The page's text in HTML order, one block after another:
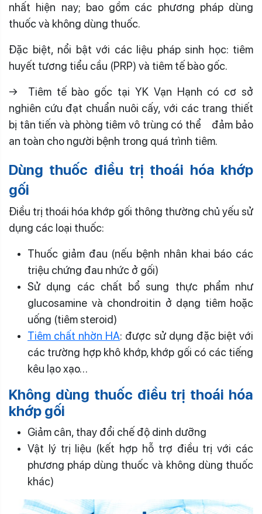
nhất hiện nay; bao gồm các phương pháp dùng
thuốc và không dùng thuốc.
Đặc biệt, nổi bật với các liệu pháp sinh học: tiêm
huyết tương tiểu cầu (PRP) và tiêm tế bào gốc.
→ Tiêm tế bào gốc tại YK Vạn Hạnh có cơ sở
nghiên cứu đạt chuẩn nuôi cấy, với các trang thiết
bị tân tiến và phòng tiêm vô trùng có thể đảm bảo
an toàn cho người bệnh trong quá trình tiêm.
Dùng thuốc điều trị thoái hóa khớp
gối
Điều trị thoái hóa khớp gối thông thường chủ yếu sử
dụng các loại thuốc:
Thuốc giảm đau (nếu bệnh nhân khai báo các
triệu chứng đau nhức ở gối)
Sử dụng các chất bổ sung thực phẩm như
glucosamine và chondroitin ở dạng tiêm hoặc
uống (tiêm steroid)
Tiêm chất nhờn HA: được sử dụng đặc biệt với
các trường hợp khô khớp, khớp gối có các tiếng
kêu lạo xạo…
Không dùng thuốc điều trị thoái hóa
khớp gối
Giảm cân, thay đổi chế độ dinh dưỡng
Vật lý trị liệu (kết hợp hỗ trợ điều trị với các
phương pháp dùng thuốc và không dùng thuốc
khác)